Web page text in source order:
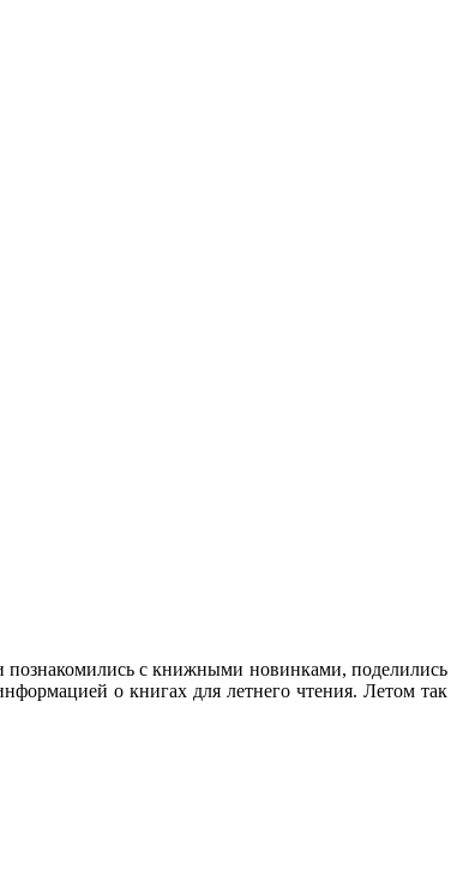
познакомились с книжными новинками, поделились
о книгах для летнего чтения. Летом так